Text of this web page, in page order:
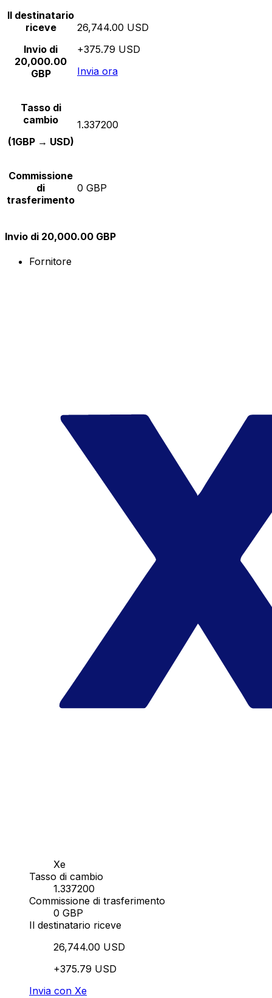
Il destinatario
riceve
Invio di
20,000.00
GBP
26,744.00 USD
+375.79 USD
Invia ora
Tasso di
cambio
(1GBP → USD)
1.337200
Commissione
di
trasferimento
0 GBP
Invio di 20,000.00 GBP
Fornitore
Xe
Tasso di cambio
1.337200
Commissione di trasferimento
0 GBP
Il destinatario riceve
26,744.00 USD
+375.79 USD
Invia con Xe